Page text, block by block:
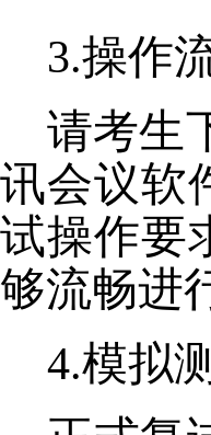
3.操作
请考生
讯会议软
试操作要
够流畅进
4.模拟